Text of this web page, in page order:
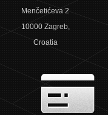
Menčetićeva 2
10000 Zagreb,
Croatia